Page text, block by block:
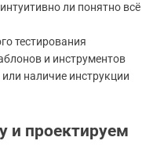
ли понятно всё
тестирования
и инструментов
наличие инструкции
и проектируем